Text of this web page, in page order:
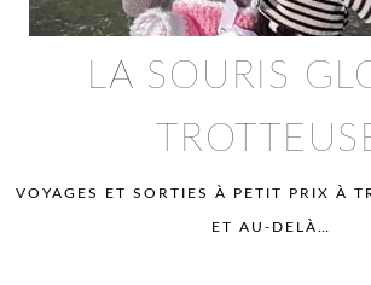
LA SOURIS
VOYAGES ET SORTIES À PETIT PRIX À
ET AU-DELÀ…